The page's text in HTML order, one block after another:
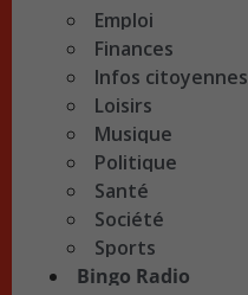
Emploi
Finances
Infos citoyennes
Loisirs
Musique
Politique
Santé
Société
Sports
Bingo Radio